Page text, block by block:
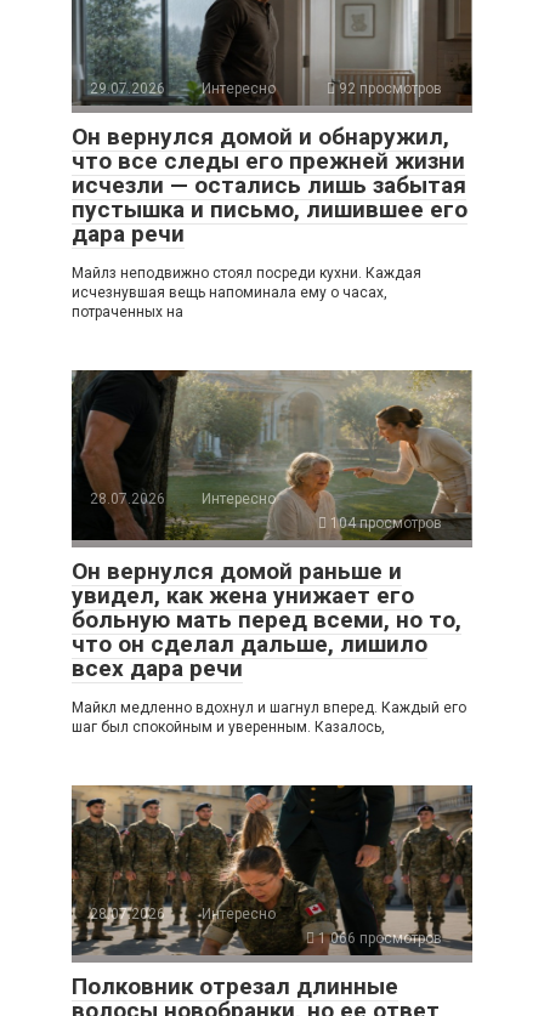
29.07.2026 Интересно 92 просмотров
Он вернулся домой и обнаружил,
что все следы его прежней жизни
исчезли — остались лишь забытая
пустышка и письмо, лишившее его
дара речи
Майлз неподвижно стоял посреди кухни. Каждая
исчезнувшая вещь напоминала ему о часах,
потраченных на
28.07.2026
Интересно
104 просмотров
Он вернулся домой раньше и
увидел, как жена унижает его
больную мать перед всеми, но то,
что он сделал дальше, лишило
всех дара речи
Майкл медленно вдохнул и шагнул вперед. Каждый его
шаг был спокойным и уверенным. Казалось,
28.07.2026
Интересно
1 066 просмотров
Полковник отрезал длинные